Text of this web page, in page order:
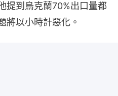
提到烏克蘭70%出口量都
將以小時計惡化。